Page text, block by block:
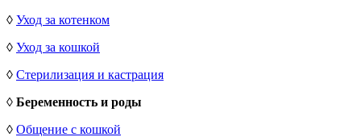
◊ Уход за котенком
◊ Уход за кошкой
◊ Стерилизация и кастрация
◊ Беременность и роды
◊ Общение с кошкой